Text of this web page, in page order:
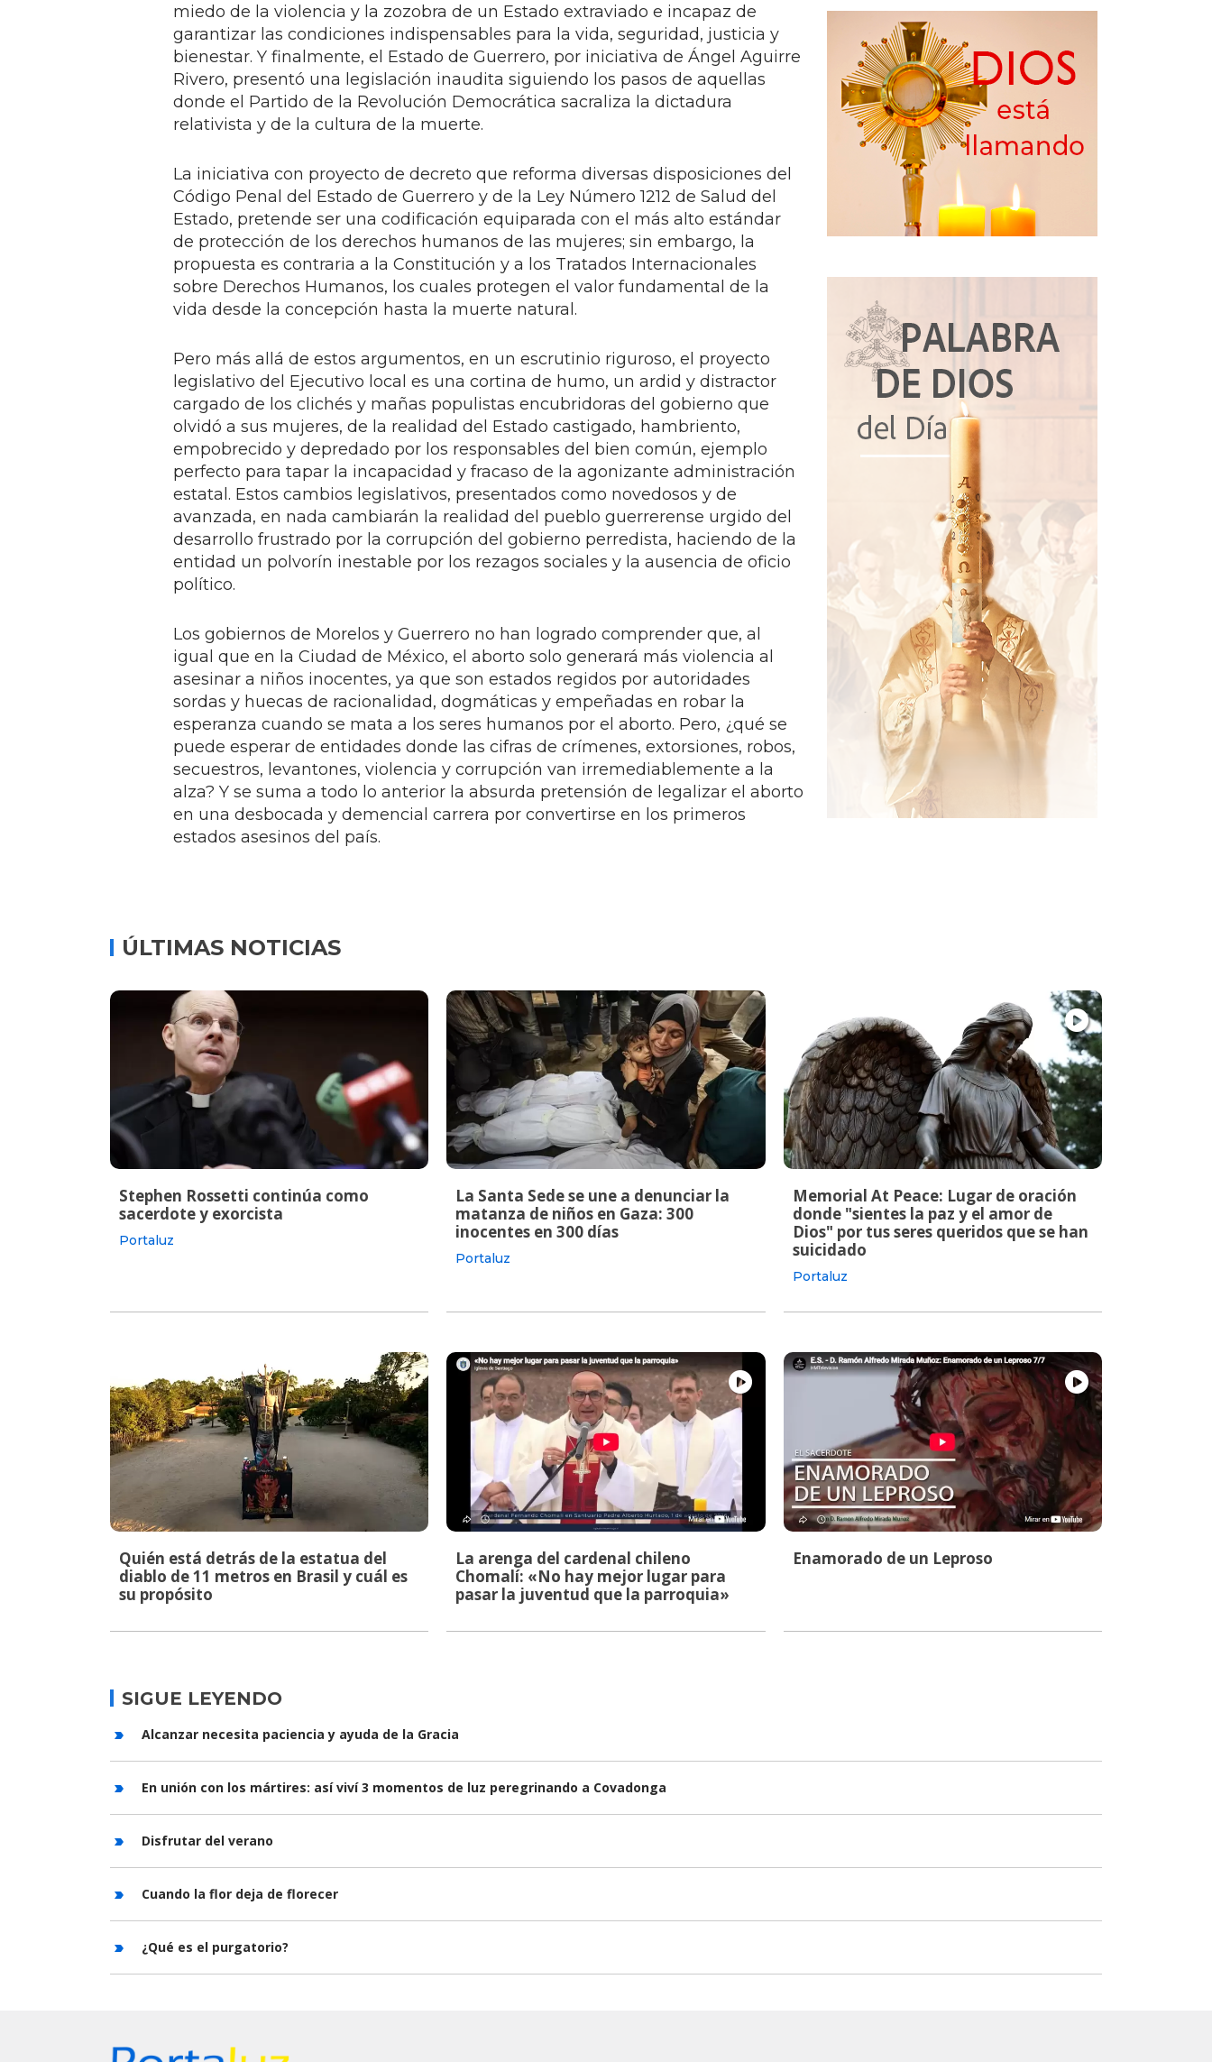
miedo de la violencia y la zozobra de un Estado extraviado e incapaz de
garantizar las condiciones indispensables para la vida, seguridad, justicia y
bienestar. Y finalmente, el Estado de Guerrero, por iniciativa de Ángel Aguirre
Rivero, presentó una legislación inaudita siguiendo los pasos de aquellas
donde el Partido de la Revolución Democrática sacraliza la dictadura
relativista y de la cultura de la muerte.
La iniciativa con proyecto de decreto que reforma diversas disposiciones del
Código Penal del Estado de Guerrero y de la Ley Número 1212 de Salud del
Estado, pretende ser una codificación equiparada con el más alto estándar
de protección de los derechos humanos de las mujeres; sin embargo, la
propuesta es contraria a la Constitución y a los Tratados Internacionales
sobre Derechos Humanos, los cuales protegen el valor fundamental de la
vida desde la concepción hasta la muerte natural.
Pero más allá de estos argumentos, en un escrutinio riguroso, el proyecto
legislativo del Ejecutivo local es una cortina de humo, un ardid y distractor
cargado de los clichés y mañas populistas encubridoras del gobierno que
olvidó a sus mujeres, de la realidad del Estado castigado, hambriento,
empobrecido y depredado por los responsables del bien común, ejemplo
perfecto para tapar la incapacidad y fracaso de la agonizante administración
estatal. Estos cambios legislativos, presentados como novedosos y de
avanzada, en nada cambiarán la realidad del pueblo guerrerense urgido del
desarrollo frustrado por la corrupción del gobierno perredista, haciendo de la
entidad un polvorín inestable por los rezagos sociales y la ausencia de oficio
político.
Los gobiernos de Morelos y Guerrero no han logrado comprender que, al
igual que en la Ciudad de México, el aborto solo generará más violencia al
asesinar a niños inocentes, ya que son estados regidos por autoridades
sordas y huecas de racionalidad, dogmáticas y empeñadas en robar la
esperanza cuando se mata a los seres humanos por el aborto. Pero, ¿qué se
puede esperar de entidades donde las cifras de crímenes, extorsiones, robos,
secuestros, levantones, violencia y corrupción van irremediablemente a la
alza? Y se suma a todo lo anterior la absurda pretensión de legalizar el aborto
en una desbocada y demencial carrera por convertirse en los primeros
estados asesinos del país.
ÚLTIMAS NOTICIAS
Stephen Rossetti continúa como
sacerdote y exorcista
Portaluz
La Santa Sede se une a denunciar la
matanza de niños en Gaza: 300
inocentes en 300 días
Portaluz
Memorial At Peace: Lugar de oración
donde "sientes la paz y el amor de
Dios" por tus seres queridos que se han
suicidado
Portaluz
Quién está detrás de la estatua del
diablo de 11 metros en Brasil y cuál es
su propósito
La arenga del cardenal chileno
Chomalí: «No hay mejor lugar para
pasar la juventud que la parroquia»
Enamorado de un Leproso
SIGUE LEYENDO
Alcanzar necesita paciencia y ayuda de la Gracia
En unión con los mártires: así viví 3 momentos de luz peregrinando a Covadonga
Disfrutar del verano
Cuando la flor deja de florecer
¿Qué es el purgatorio?